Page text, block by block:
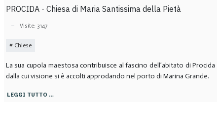
PROCIDA - Chiesa di Maria Santissima della Pietà
Visite: 3147
Chiese
La sua cupola maestosa contribuisce al fascino dell’abitato di Procida
dalla cui visione si è accolti approdando nel porto di Marina Grande.
LEGGI TUTTO …